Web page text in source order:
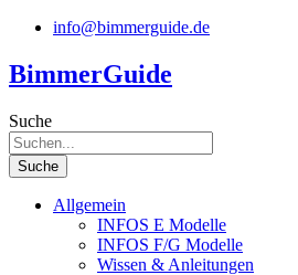
Zum
springen
info@bimmerguide.de
BimmerGuide
Suche
Suche
Allgemein
INFOS E Modelle
INFOS F/G Modelle
Wissen & Anleitungen